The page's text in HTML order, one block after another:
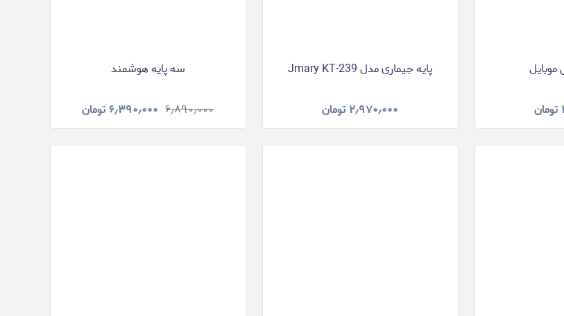
موبایل
تومان
پایه جیماری مدل Jmary KT-239
۲٫۹۷۰٫۰۰۰ تومان
سه پایه هوشمند
۶٫۸۹۰٫۰۰۰ ۶٫۳۹۰٫۰۰۰ تومان